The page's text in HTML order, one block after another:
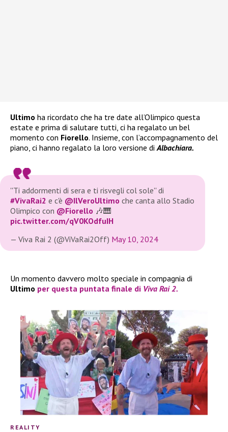
Ultimo ha ricordato che ha tre date all’Olimpico questa
estate e prima di salutare tutti, ci ha regalato un bel
momento con Fiorello. Insieme, con l’accompagnamento del
piano, ci hanno regalato la loro versione di Albachiara.
''Ti addormenti di sera e ti risvegli col sole'' di
#VivaRai2 e c'è @IlVeroUltimo che canta allo Stadio
Olimpico con @Fiorello 🎶🎹
pic.twitter.com/qV0KOdfuIH
— Viva Rai 2 (@ViVaRai2Off) May 10, 2024
Un momento davvero molto speciale in compagnia di
Ultimo per questa puntata finale di Viva Rai 2.
REALITY